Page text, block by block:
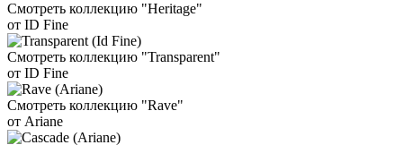
Смотреть коллекцию "Heritage"
от ID Fine
Смотреть коллекцию "Transparent"
от ID Fine
Смотреть коллекцию "Rave"
от Ariane